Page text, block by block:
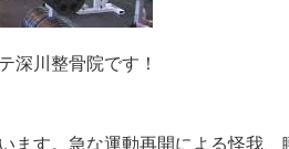
深川整骨院です！
ます。急な運動再開による怪我、